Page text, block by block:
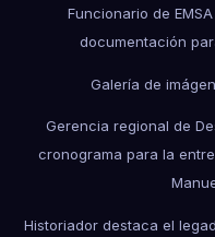
Funcionario de
documentación
Galería de
Gerencia regional de
cronograma para la
Historiador destaca el